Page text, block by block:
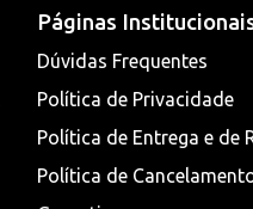
Páginas
Dúvidas Frequentes
Política de Privacidade
Política de Entrega e de
Política de